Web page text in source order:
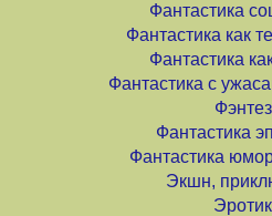
Фантастика
Фантастика как
Фантастика
Фантастика с
Фантастика
Фантастика
Экшн,